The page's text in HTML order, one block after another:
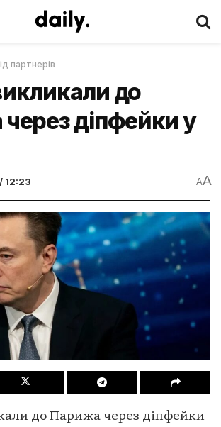
партнерів
до
діпфейки у
12:23 AA
до Парижа через діпфейки